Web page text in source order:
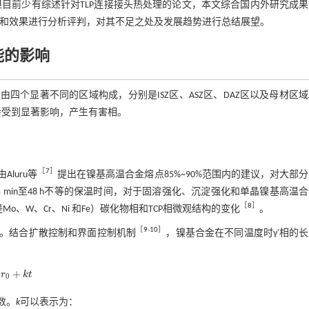
前少有综述针对TLP连接接头热处理的论文，本文综合国内外研究成
效果进行分析评判，对其不足之处及发展趋势进行总结展望。
影响
个显著不同的区域构成，分别是ISZ区、ASZ区、DAZ区以及母材区
到显著影响，产生有害相。
Aluru等 ［7］ 提出在镍基高温合金熔点85%~90%范围内的建议，对大部
至48 h不等的保温时间，对于固溶强化、沉淀强化和单晶镍基高温
、W、Cr、Ni 和Fe）碳化物相和TCP相微观结构的变化 ［8］ 。
结合扩散控制和界面控制机制 ［9-10］ ，镍基合金在不同温度时γ′相的
r0 + kt
kt
。 k可以表示为：